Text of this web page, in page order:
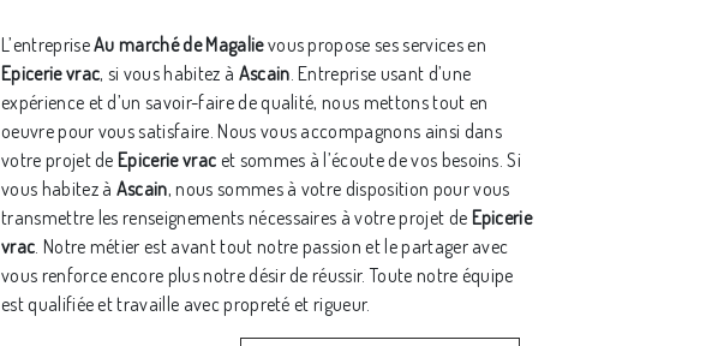
L’entrepriseAu marché de Magalievous propose ses services en
Epicerie vrac, si vous habitez à Ascain. Entreprise usant d’une
expérience et d’un savoir-faire de qualité, nous mettons tout en
oeuvre pour vous satisfaire. Nous vous accompagnons ainsi dans
votre projet deEpicerie vrac et sommes à l’écoute de vos besoins. Si
vous habitez à Ascain, nous sommes à votre disposition pour vous
transmettre les renseignements nécessaires à votre projet de Epicerie
vrac. Notre métier est avant tout notre passion et le partager avec
vous renforce encore plus notre désir de réussir. Toute notre équipe
est qualifiée et travaille avec propreté et rigueur.